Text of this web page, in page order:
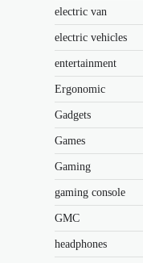
electric van
electric vehicles
entertainment
Ergonomic
Gadgets
Games
Gaming
gaming console
GMC
headphones